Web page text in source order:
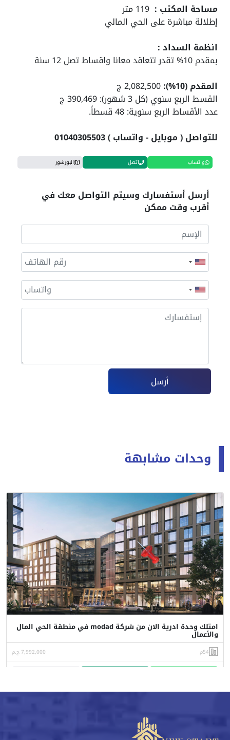
مساحة المكتب : 119 متر
إطلالة مباشرة على الحي المالي
انظمة السداد :
بمقدم 10% تقدر تتعاقد معانا واقساط تصل 12 سنة
المقدم (10%):
2,082,500 ج
القسط الربع سنوي (كل 3 شهور): 390,469 ج
عدد الأقساط الربع سنوية: 48 قسطاً.
للتواصل ( موبايل - واتساب ) 01040305503
واتساب اتصل البورشور
أرسل أستفسارك وسيتم التواصل معك في
أقرب وقت ممكن
أرسل
وحدات مشابهة
امتلك وحدة ادرية الان من شركة modad في منطقة الحي المال
والأعمال
54م 7,992,000 ج.م